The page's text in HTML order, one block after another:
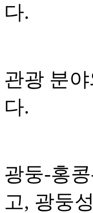
다.
관광 분
다.
광둥-홍
고, 광둥